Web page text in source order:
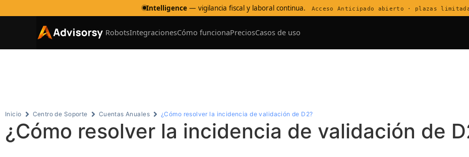
Intelligence— vigilancia fiscal y laboral continua. Acceso Anticipado abierto · plazas
RobotsIntegracionesCómo funcionaPreciosCasos de uso
Inicio Centro de Soporte Cuentas Anuales ¿Cómo resolver la incidencia de validación de D2?
¿Cómo resolver la incidencia de validación de